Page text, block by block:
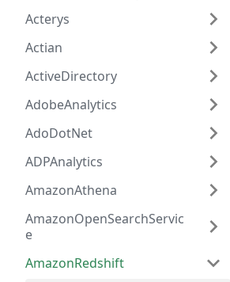
Acterys
Actian
ActiveDirectory
AdobeAnalytics
AdoDotNet
ADPAnalytics
AmazonAthena
AmazonOpenSearchServic
e
AmazonRedshift